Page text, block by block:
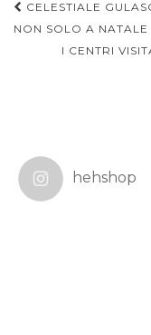
articoli
CELESTIALE
NON SOLO A NATALE
I CENTRI
hehshop